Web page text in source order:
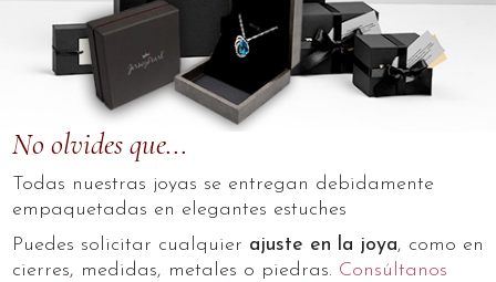
No olvides que...
Todas nuestras joyas se entregan debidamente
empaquetadas en elegantes estuches
Puedes solicitar cualquier ajuste en la joya, como en
cierres, medidas, metales o piedras. Consúltanos